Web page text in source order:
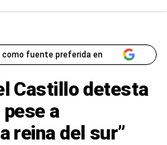
como fuente preferida en
Castillo detesta
a
reina del sur”